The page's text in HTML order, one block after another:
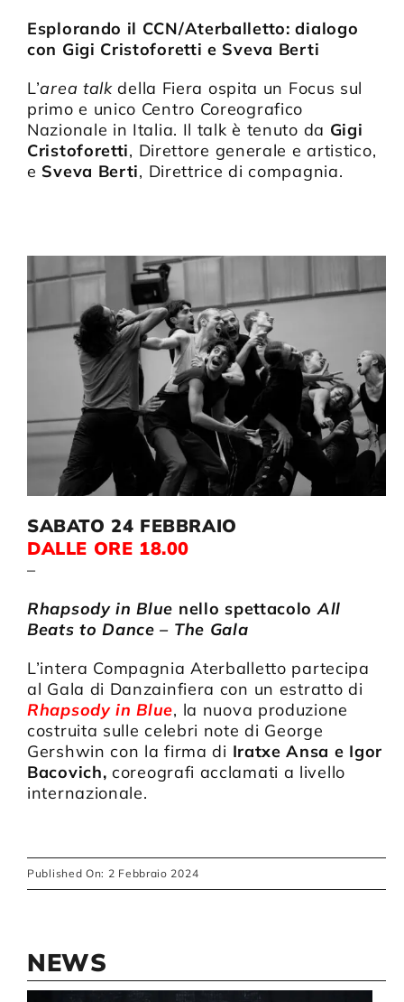
Esplorando il CCN/Aterballetto: dialogo
con Gigi Cristoforetti e Sveva Berti
L’area talkdella Fiera ospita un Focus sul
primo e unico Centro Coreografico
Nazionale in Italia. Il talk è tenuto da Gigi
Cristoforetti, Direttore generale e artistico,
e Sveva Berti, Direttrice di compagnia.
SABATO 24 FEBBRAIO
DALLE ORE 18.00
–
Rhapsody in Blue nello spettacolo All
Beats to Dance – The Gala
L’intera Compagnia Aterballetto partecipa
al Gala di Danzainfiera con un estratto di
Rhapsody in Blue, la nuova produzione
costruita sulle celebri note di George
Gershwin con la firma di Iratxe Ansa e Igor
Bacovich, coreografi acclamati a livello
internazionale.
Published On: 2 Febbraio 2024
NEWS